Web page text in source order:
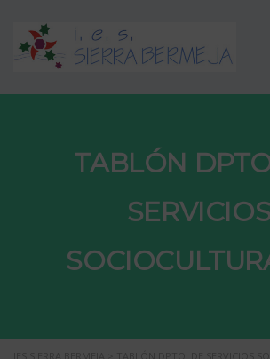
TABLÓN
SERVICIOS